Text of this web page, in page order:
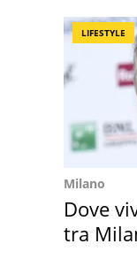
LIFESTYLE
Milano
Dove
tra